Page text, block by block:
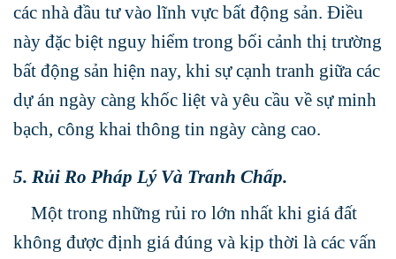
các nhà đầu tư vào lĩnh vực bất động sản. Điều
này đặc biệt nguy hiểm trong bối cảnh thị trường
bất động sản hiện nay, khi sự cạnh tranh giữa các
dự án ngày càng khốc liệt và yêu cầu về sự minh
bạch, công khai thông tin ngày càng cao.
5. Rủi Ro Pháp Lý Và Tranh Chấp.
Một trong những rủi ro lớn nhất khi giá đất
không được định giá đúng và kịp thời là các vấn